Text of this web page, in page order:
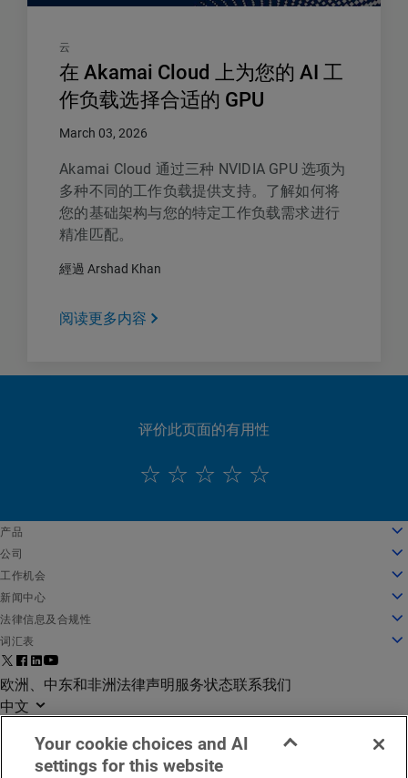
云
在 Akamai Cloud 上为您的 AI 工
作负载选择合适的 GPU
March 03, 2026
Akamai Cloud 通过三种 NVIDIA GPU 选项为
多种不同的工作负载提供支持。了解如何将
您的基础架构与您的特定工作负载需求进行
精准匹配。
經過 Arshad Khan
阅读更多内容
评价此页面的有用性
产品
云计算
安全性
内容交付
所有产品和试用机会
全球服务
公司
关于我们
公司发展历程
领导团队
奖项
董事会
面向创新的基础架构
投资者关系
企业责任
企业道德
办公地点
工作机会
工作机会
在 Akamai 工作
学生和应届毕业生
包容性工作场所
搜索职位
文化博客
新闻中心
新闻中心
新闻稿
媒体报道
媒体资源
法律信息及合规性
法律信息
信息安全合规
隐私信任中心
隐私声明
Cookie 设置
欧盟数字服务法案 (DSA)
词汇表
什么是 API 安全防护？
什么是 CDN？
什么是云计算？
什么是网络安全？
什么是 DDoS 攻击？
什么是微分段？
欧洲、中东和非洲法律声明服务状态联系我们
中文
English
Deutsch
Español
Français
Italiano
Português
中文
日本語
한국어
©2026 Akamai Technologies
Your cookie choices and AI
settings for this website